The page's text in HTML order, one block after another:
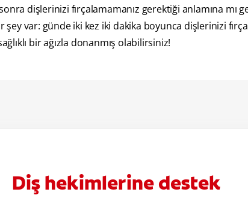
dişlerinizi fırçalamamanız gerektiği anlamına mı
şey var: günde iki kez iki dakika boyunca dişlerinizi
bir ağızla donanmış olabilirsiniz!
Diş hekimlerine destek